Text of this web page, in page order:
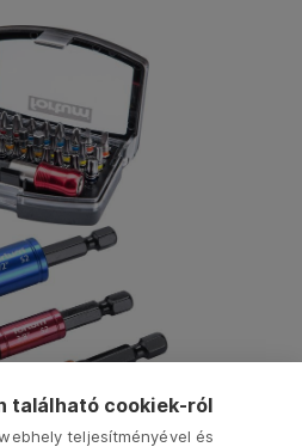
található cookiek-ról
teljesítményével és